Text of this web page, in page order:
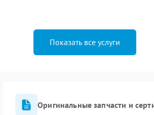
Показать все услуги
Оригинальные запчасти и